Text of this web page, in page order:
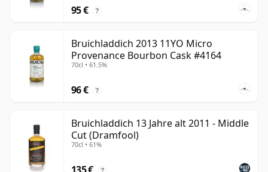
95 € ?
Bruichladdich 2013 11YO Micro
Provenance Bourbon Cask #4164
70cl • 61.5%
96 € ?
Bruichladdich 13 Jahre alt 2011 - Middle
Cut (Dramfool)
70cl • 61%
?